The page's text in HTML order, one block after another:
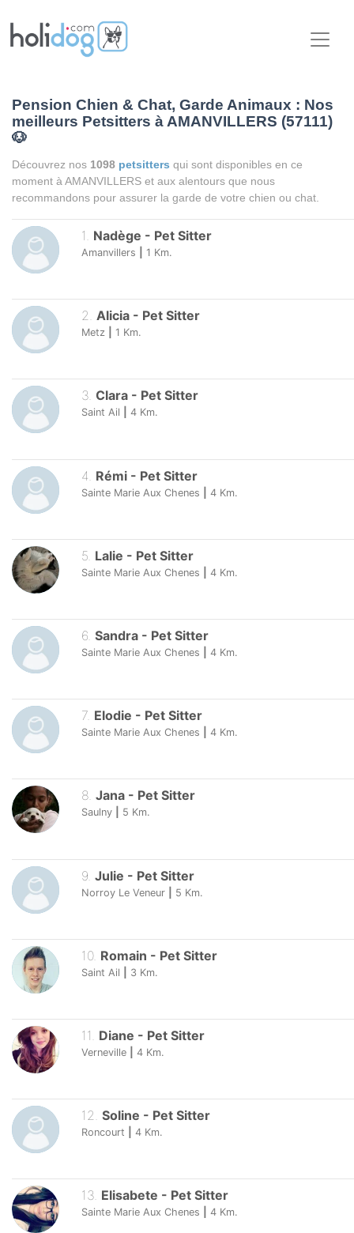
Pension Chien & Chat, Garde Animaux : Nos
meilleurs Petsitters à AMANVILLERS (57111)
🐶
Découvrez nos 1098 petsitters qui sont disponibles en ce
moment à AMANVILLERS et aux alentours que nous
recommandons pour assurer la garde de votre chien ou chat.
1. Nadège - Pet Sitter
Amanvillers 1 Km.
2. Alicia - Pet Sitter
Metz 1 Km.
3. Clara - Pet Sitter
Saint Ail 4 Km.
4 Rémi - Pet Sitter
Sainte Marie Aux Chenes 4 Km.
5 Lalie - Pet Sitter
Sainte Marie Aux Chenes 4 Km.
6. Sandra - Pet Sitter
Sainte Marie Aux Chenes 4 Km.
7. Elodie - Pet Sitter
Sainte Marie Aux Chenes 4 Km.
8. Jana - Pet Sitter
Saulny 5 Km.
9 Julie - Pet Sitter
Norroy Le Veneur 5 Km.
10. Romain - Pet Sitter
Saint Ail 3 Km.
11 Diane - Pet Sitter
Verneville 4 Km.
12. Soline - Pet Sitter
Roncourt 4 Km.
13. Elisabete - Pet Sitter
Sainte Marie Aux Chenes 4 Km.